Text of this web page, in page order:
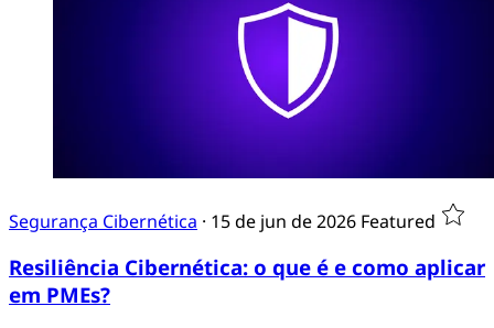
Segurança Cibernética · 15 de jun de 2026 Featured
Resiliência Cibernética: o que é e como aplicar
em PMEs?